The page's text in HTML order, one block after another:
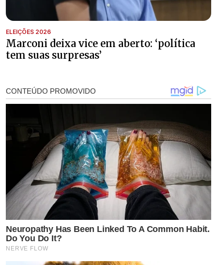
ELEIÇÕES 2026
Marconi deixa vice em aberto: ‘política
tem suas surpresas’